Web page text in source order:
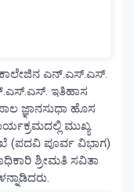
ಎನ್.ಎಸ್.ಎಸ್.
ಇತಿಹಾಸ
ಜ್ಞಾನಸುಧಾ ಹೊಸ
ಮುಖ್ಯ
(ಪದವಿ ಪೂರ್ವ ವಿಭಾಗ)
ಶ್ರೀಮತಿ ಸವಿತಾ